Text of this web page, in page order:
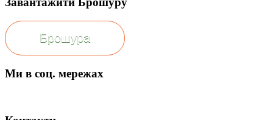
Брошура
Ми в соц. мережах